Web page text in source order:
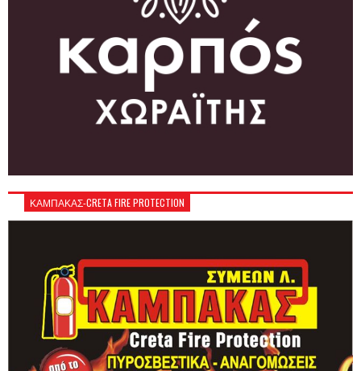
ΚΑΜΠΑΚΑΣ-CRETA FIRE PROTECTION